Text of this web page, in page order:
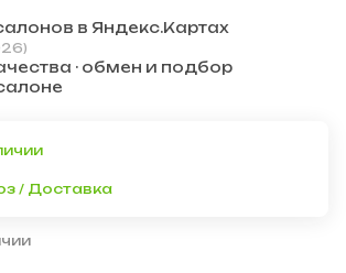
в Яндекс.Картах
· обмен и подбор
/ Доставка